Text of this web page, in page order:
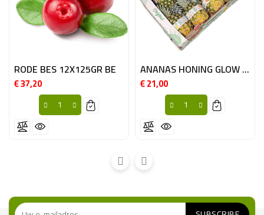
RODE BES 12X125GR BE
€ 37,20Prijs
ANANAS HONING GLOW 7ST COSTA RICA
€ 21,00Prijs